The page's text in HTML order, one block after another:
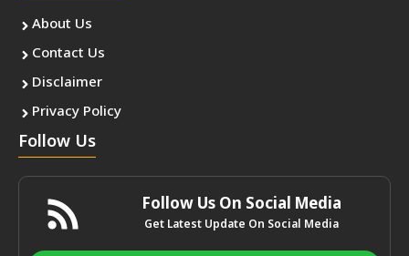
About Us
Contact Us
Disclaimer
Privacy Policy
Follow Us
Follow Us On Social Media
Get Latest Update On Social Media